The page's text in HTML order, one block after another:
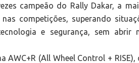
campeão do Rally Dakar, a
competições, superando
e segurança, sem
(All Wheel Control +